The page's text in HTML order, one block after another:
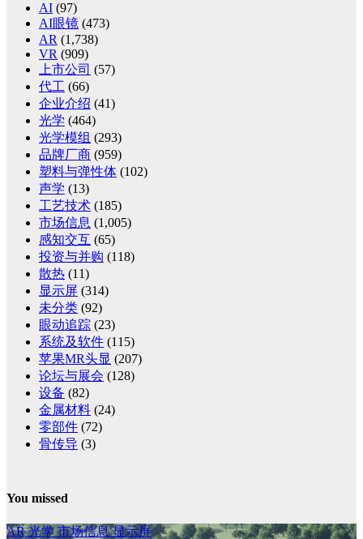
AI (97)
AI眼镜 (473)
AR (1,738)
VR (909)
上市公司 (57)
代工 (66)
企业介绍 (41)
光学 (464)
光学模组 (293)
品牌厂商 (959)
塑料与弹性体 (102)
声学 (13)
工艺技术 (185)
市场信息 (1,005)
感知交互 (65)
投资与并购 (118)
散热 (11)
显示屏 (314)
未分类 (92)
眼动追踪 (23)
系统及软件 (115)
苹果MR头显 (207)
论坛与展会 (128)
设备 (82)
金属材料 (24)
零部件 (72)
骨传导 (3)
You missed
AR光学市场信息显示屏